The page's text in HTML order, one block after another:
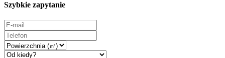
Szybkie zapytanie